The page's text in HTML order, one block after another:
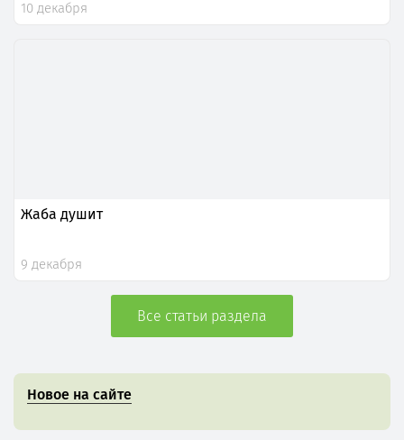
10 декабря
Жаба душит
9 декабря
Все статьи раздела
Новое на сайте